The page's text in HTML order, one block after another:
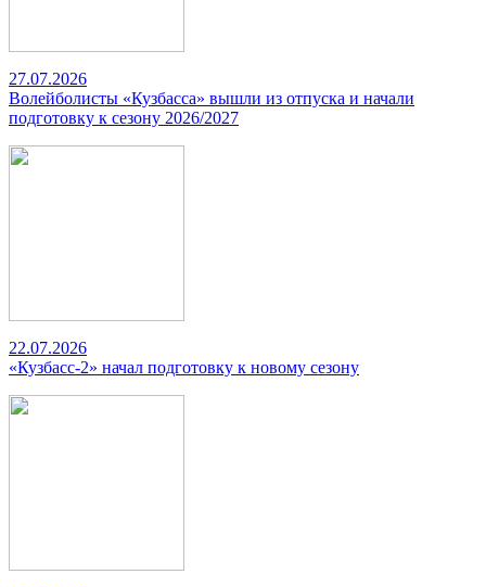
27.07.2026
Волейболисты «Кузбасса» вышли из отпуска и начали
подготовку к сезону 2026/2027
22.07.2026
«Кузбасс-2» начал подготовку к новому сезону